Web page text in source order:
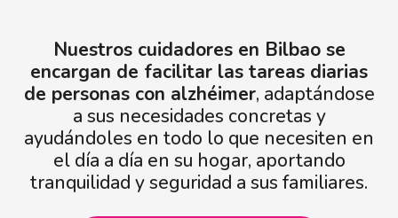
Nuestros cuidadores en Bilbao se
encargan de facilitar las tareas diarias
de personas con alzhéimer, adaptándose
a sus necesidades concretas y
ayudándoles en todo lo que necesiten en
el día a día en su hogar, aportando
tranquilidad y seguridad a sus familiares.